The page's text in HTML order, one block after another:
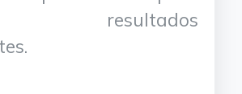
resultados